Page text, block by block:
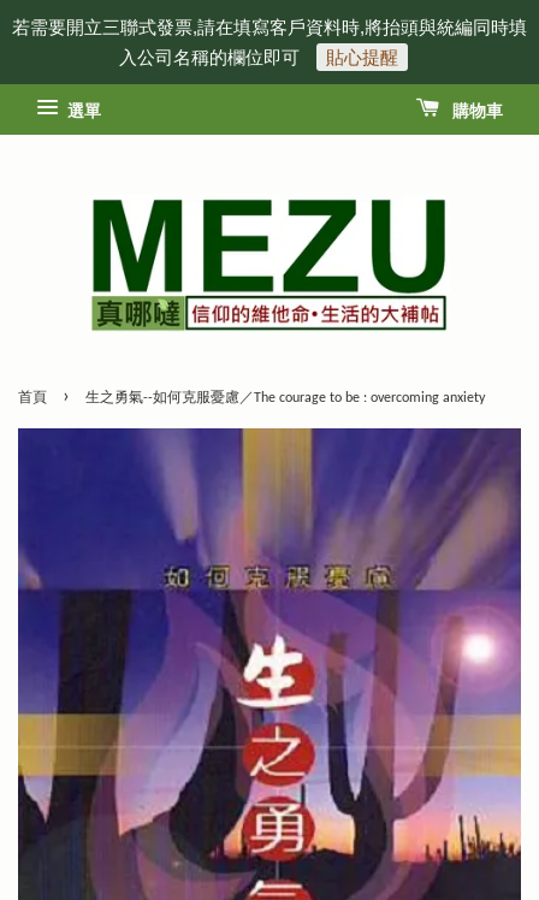
若需要開立三聯式發票,請在填寫客戶資料時,將抬頭與統編同時填
入公司名稱的欄位即可
貼心提醒
選單 購物車
首頁 › 生之勇氣--如何克服憂慮／The courage to be : overcoming anxiety